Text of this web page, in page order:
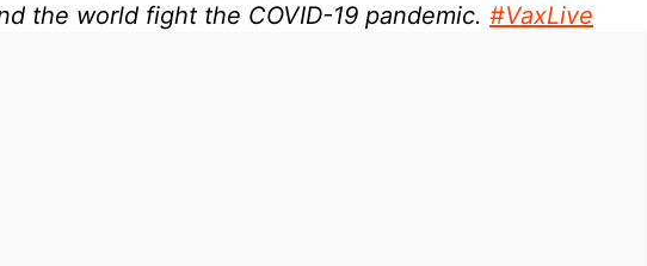
the world fight the COVID-19 pandemic. #VaxLive